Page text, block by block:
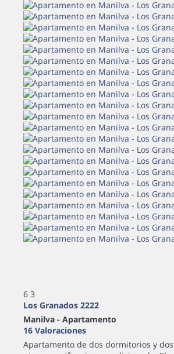
6 3
Los Granados 2222
Manilva - Apartamento
16 Valoraciones
Apartamento de dos dormitorios y